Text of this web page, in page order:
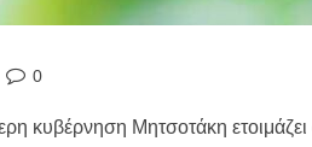
0
κυβέρνηση Μητσοτάκη